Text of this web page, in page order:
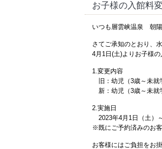
お子様の入館料
いつも層雲峡温泉 朝陽
さてご承知のとおり、
4月1日(土)よりお子様
1.変更内容
旧：幼児（3歳～未
新：幼児（3歳～未
2.実施日
2023年4月1日（土）
※既にご予約済みのお
お客様にはご負担をお